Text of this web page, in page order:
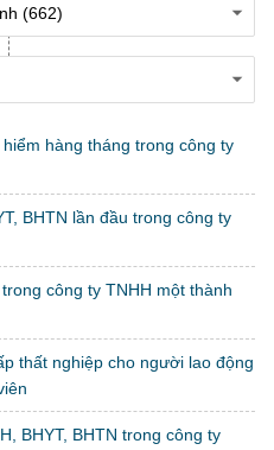
hàng tháng trong công ty
BHTN lần đầu trong công ty
công ty TNHH một thành
thất nghiệp cho người lao động
BHYT, BHTN trong công ty